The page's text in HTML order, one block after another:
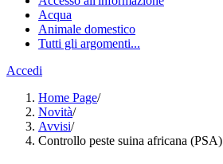
Acqua
Animale domestico
Tutti gli argomenti...
Accedi
Home Page/
Novità/
Avvisi/
Controllo peste suina africana (PSA)